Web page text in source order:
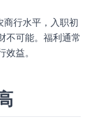
商行水平，入职初
不可能。福利通常
益。